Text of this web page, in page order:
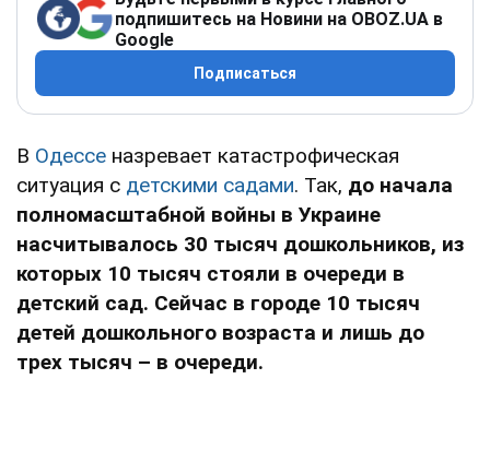
подпишитесь на Новини на OBOZ.UA в
Google
Подписаться
В Одессе назревает катастрофическая
ситуация с детскими садами. Так, до начала
полномасштабной войны в Украине
насчитывалось 30 тысяч дошкольников, из
которых 10 тысяч стояли в очереди в
детский сад. Сейчас в городе 10 тысяч
детей дошкольного возраста и лишь до
трех тысяч – в очереди.